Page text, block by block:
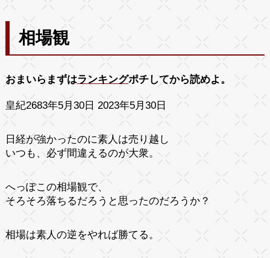
相場観
おまいらまずはランキングポチしてから読めよ。
皇紀2683年5月30日 2023年5月30日
日経が強かったのに素人は売り越し
いつも、必ず間違えるのが大衆。
へっぽこの相場観で、
そろそろ落ちるだろうと思ったのだろうか？
相場は素人の逆をやれば勝てる。